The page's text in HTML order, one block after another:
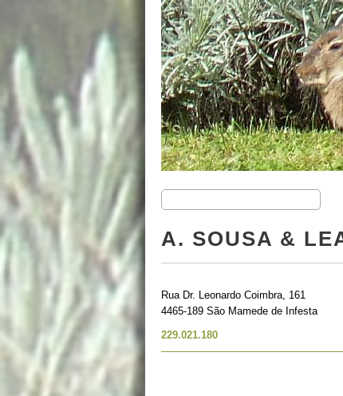
A. SOUSA &
Rua Dr. Leonardo Coimbra, 161
4465-189 São Mamede de Infesta
229.021.180